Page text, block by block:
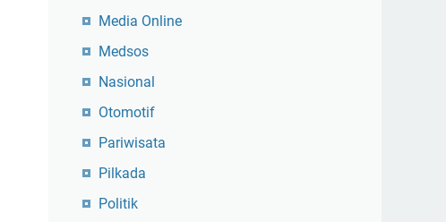
Media Online
Medsos
Nasional
Otomotif
Pariwisata
Pilkada
Politik